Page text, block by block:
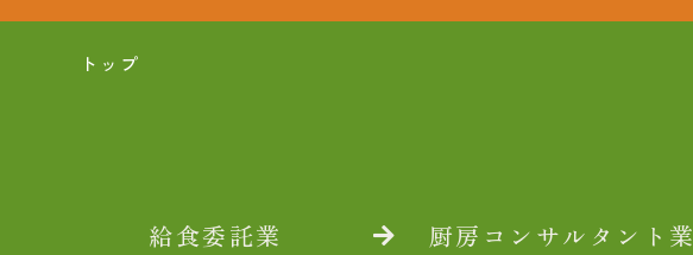
トップ
給食委託業 厨房コンサルタント業